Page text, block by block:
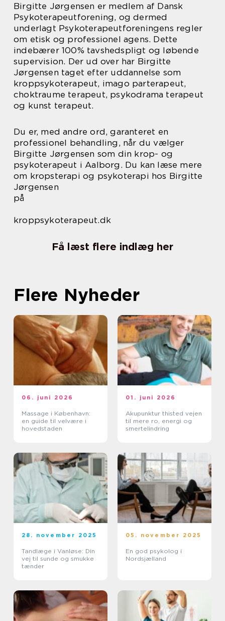
Birgitte Jørgensen er medlem af Dansk
Psykoterapeutforening, og dermed
underlagt Psykoterapeutforeningens regler
om etisk og professionel agens. Dette
indebærer 100% tavshedspligt og løbende
supervision. Der ud over har Birgitte
Jørgensen taget efter uddannelse som
kroppsykoterapeut, imago parterapeut,
choktraume terapeut, psykodrama terapeut
og kunst terapeut.
Du er, med andre ord, garanteret en
professionel behandling, når du vælger
Birgitte Jørgensen som din krop- og
psykoterapeut i Aalborg. Du kan læse mere
om kropsterapi og psykoterapi hos Birgitte
Jørgensen
på
kroppsykoterapeut.dk
Få læst flere indlæg her
Flere Nyheder
06. juni 2026
Massage i København:
en guide til velvære i
hovedstaden
01. juni 2026
Akupunktur thisted vejen
til mere ro, energi og
smertelindring
28. november 2025
Tandlæge i Vanløse: Din
vej til sunde og smukke
tænder
05. november 2025
En god psykolog i
Nordsjælland